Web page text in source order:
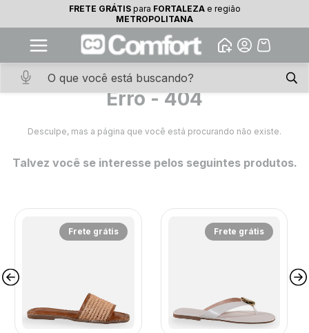
10% OFF na primeira compra
Baixe o app. Cupom BEMVINDO10
(100+)
Abrir
FRETE GRÁTISpara FORTALEZAe região
METROPOLITANA
Erro - 404
Desculpe, mas a página que você está procurando não existe.
Talvez você se interesse pelos seguintes produtos.
Frete grátis Frete grátis